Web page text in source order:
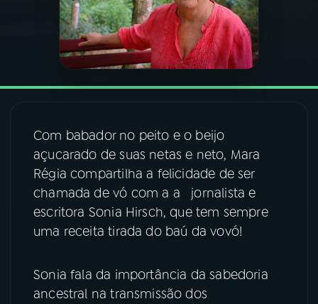
PODCASTS
08 FESTIVAL DE MÚSICA
ACOMPANHE A RÁDIO NACIONAL
Instagram X
Com babador no peito e o beijo
açucarado de suas netas e neto, Mara
Régia compartilha a felicidade de ser
chamada de vó com a a jornalista e
escritora Sonia Hirsch, que tem sempre
uma receita tirada do baú da vovó!
Sonia fala da importância da sabedoria
ancestral na transmissão dos